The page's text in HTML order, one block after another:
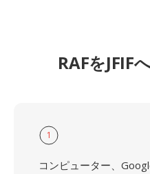
RAFをJFIF
1
コンピューター、